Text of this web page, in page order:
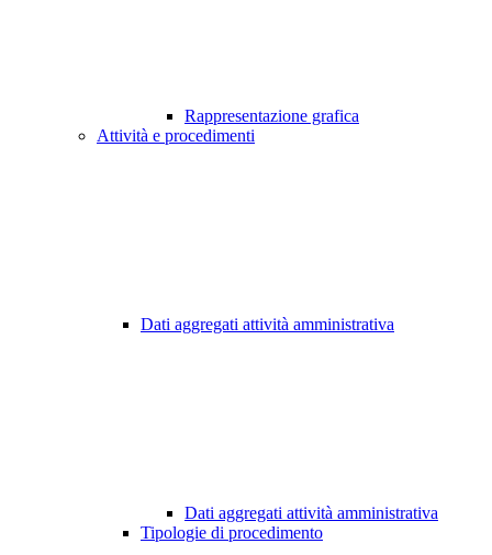
Rappresentazione grafica
Attività e procedimenti
Dati aggregati attività amministrativa
Dati aggregati attività amministrativa
Tipologie di procedimento